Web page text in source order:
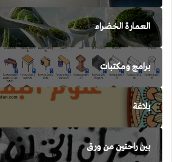
العمارة الخضراء
برامج ومكتبات
بلاغة
بين راحتين من ورق